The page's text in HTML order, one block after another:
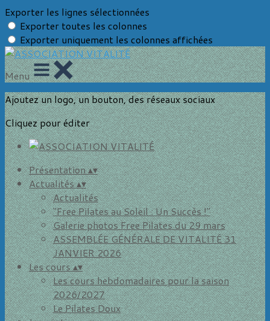
Exporter les lignes sélectionnées
Exporter toutes les colonnes
Exporter uniquement les colonnes affichées
Menu
Ajoutez un logo, un bouton, des réseaux sociaux
Cliquez pour éditer
Présentation▴▾
Actualités▴▾
Actualités
"Free Pilates au Soleil : Un Succès !"
Galerie photos Free Pilates du 29 mars
ASSEMBLÉE GÉNÉRALE DE VITALITÉ 31
JANVIER 2026
Les cours▴▾
Les cours hebdomadaires pour la saison
2026/2027
Le Pilates Doux